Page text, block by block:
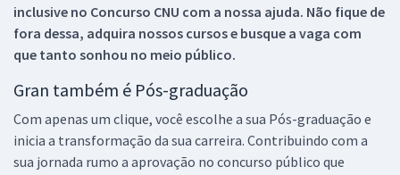
inclusive no Concurso CNU com a nossa ajuda. Não fique de
fora dessa, adquira nossos cursos e busque a vaga com
que tanto sonhou no meio público.
Gran também é Pós-graduação
Com apenas um clique, você escolhe a sua Pós-graduação e
inicia a transformação da sua carreira. Contribuindo com a
sua jornada rumo a aprovação no concurso público que